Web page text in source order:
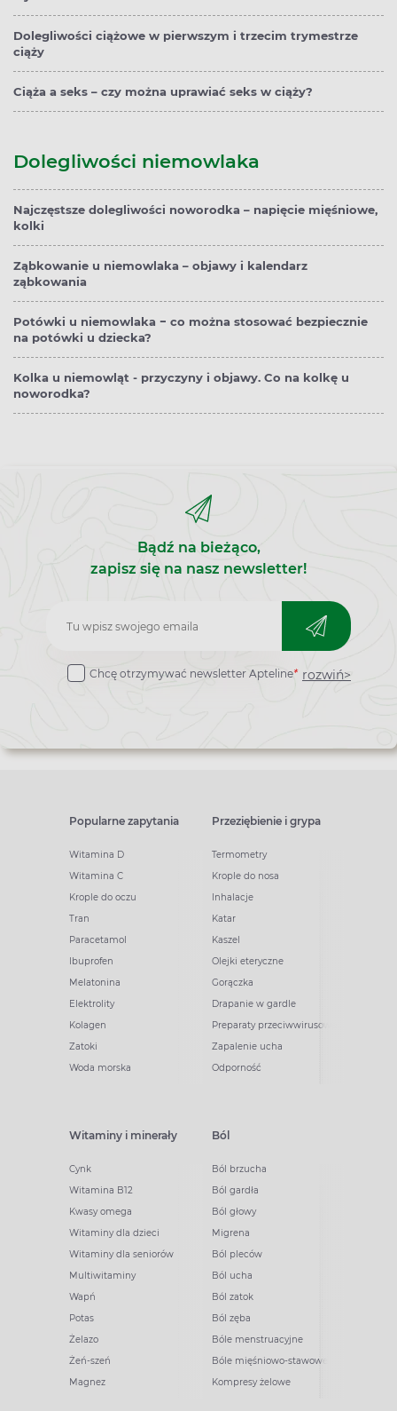
Dolegliwości ciążowe w pierwszym i trzecim trymestrze
ciąży
Ciąża a seks – czy można uprawiać seks w ciąży?
Dolegliwości niemowlaka
Najczęstsze dolegliwości noworodka – napięcie mięśniowe,
kolki
Ząbkowanie u niemowlaka – objawy i kalendarz
ząbkowania
Potówki u niemowlaka − co można stosować bezpiecznie
na potówki u dziecka?
Kolka u niemowląt - przyczyny i objawy. Co na kolkę u
noworodka?
Bądź na bieżąco,
zapisz się na nasz newsletter!
Zapisz
do
Chcę otrzymywać newsletter Apteline* rozwiń>
Popularne zapytania
Witamina D
Witamina C
Krople do oczu
Tran
Paracetamol
Ibuprofen
Melatonina
Elektrolity
Kolagen
Zatoki
Woda morska
Przeziębienie i grypa
Termometry
Krople do nosa
Inhalacje
Katar
Kaszel
Olejki eteryczne
Gorączka
Drapanie w gardle
Preparaty przeciwwirusowe
Zapalenie ucha
Odporność
Witaminy i minerały
Cynk
Witamina B12
Kwasy omega
Witaminy dla dzieci
Witaminy dla seniorów
Multiwitaminy
Wapń
Potas
Żelazo
Żeń-szeń
Magnez
Ból
Ból brzucha
Ból gardła
Ból głowy
Migrena
Ból pleców
Ból ucha
Ból zatok
Ból zęba
Bóle menstruacyjne
Bóle mięśniowo-stawowe
Kompresy żelowe